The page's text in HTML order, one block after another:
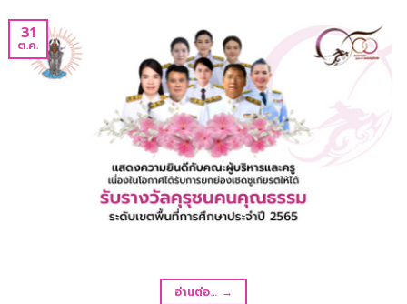
31
ต.ค.
อ่านต่อ… →